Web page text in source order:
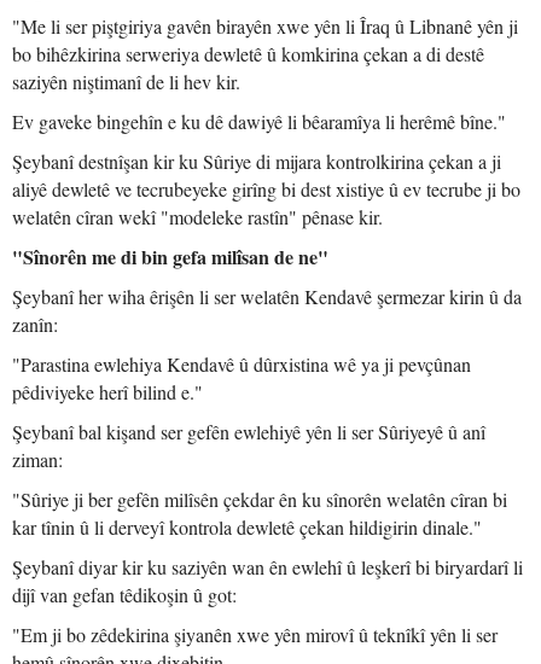
"Me li ser piştgiriya gavên birayên xwe yên li Îraq û Libnanê yên ji
bo bihêzkirina serweriya dewletê û komkirina çekan a di destê
saziyên niştimanî de li hev kir.
Ev gaveke bingehîn e ku dê dawiyê li bêaramîya li herêmê bîne."
Şeybanî destnîşan kir ku Sûriye di mijara kontrolkirina çekan a ji
aliyê dewletê ve tecrubeyeke girîng bi dest xistiye û ev tecrube ji bo
welatên cîran wekî "modeleke rastîn" pênase kir.
"Sînorên me di bin gefa milîsan de ne"
Şeybanî her wiha êrişên li ser welatên Kendavê şermezar kirin û da
zanîn:
"Parastina ewlehiya Kendavê û dûrxistina wê ya ji pevçûnan
pêdiviyeke herî bilind e."
Şeybanî bal kişand ser gefên ewlehiyê yên li ser Sûriyeyê û anî
ziman:
"Sûriye ji ber gefên milîsên çekdar ên ku sînorên welatên cîran bi
kar tînin û li derveyî kontrola dewletê çekan hildigirin dinale."
Şeybanî diyar kir ku saziyên wan ên ewlehî û leşkerî bi biryardarî li
dijî van gefan têdikoşin û got:
"Em ji bo zêdekirina şiyanên xwe yên mirovî û teknîkî yên li ser